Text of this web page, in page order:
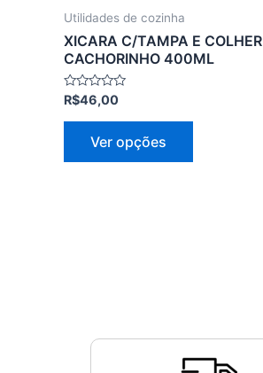
Utilidades de cozinha
XICARA C/TAMPA E COLHER
CACHORINHO 400ML
Avaliação
de
R$46,00
Ver opções
do
produto